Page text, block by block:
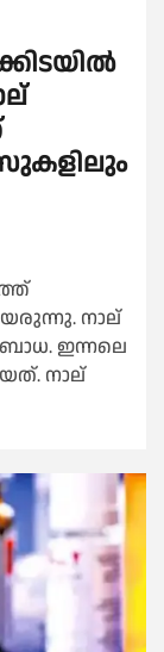
നാല്
ഇന്നലെ
നാല്